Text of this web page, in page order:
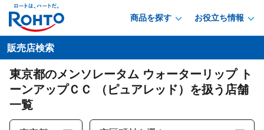
商品を探す お役立ち情報
販売店検索
東京都のメンソレータム ウォーターリップ ト
ーンアップＣＣ （ピュアレッド）を扱う店舗
一覧